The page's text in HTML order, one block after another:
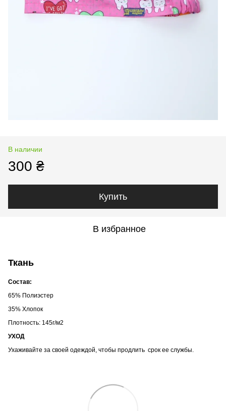
В наличии
300 ₴
Купить
В избранное
Ткань
Состав:
65% Полиэстер
35% Хлопок
Плотность: 145г/м2
УХОД
Ухаживайте за своей одеждой, чтобы продлить срок ее службы.